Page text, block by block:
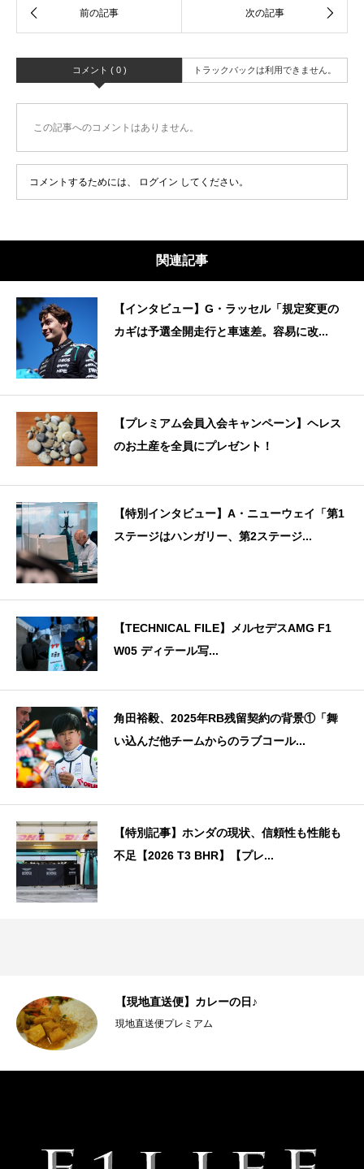
コメント ( 0 ) トラックバックは利用できません。
この記事へのコメントはありません。
コメントするためには、 ログイン してください。
関連記事
【インタビュー】G・ラッセル「規定変更の
カギは予選全開走行と車速差。容易に改...
【プレミアム会員入会キャンペーン】ヘレス
のお土産を全員にプレゼント！
【特別インタビュー】A・ニューウェイ「第1
ステージはハンガリー、第2ステージ...
【TECHNICAL FILE】メルセデスAMG F1
W05 ディテール写...
角田裕毅、2025年RB残留契約の背景①「舞
い込んだ他チームからのラブコール...
【特別記事】ホンダの現状、信頼性も性能も
不足【2026 T3 BHR】【プレ...
【現地直送便】カレーの日♪
現地直送便プレミアム